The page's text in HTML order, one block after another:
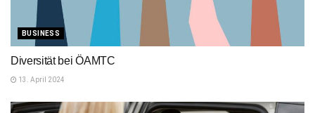
BUSINESS
Diversität bei ÖAMTC
13. April 2024